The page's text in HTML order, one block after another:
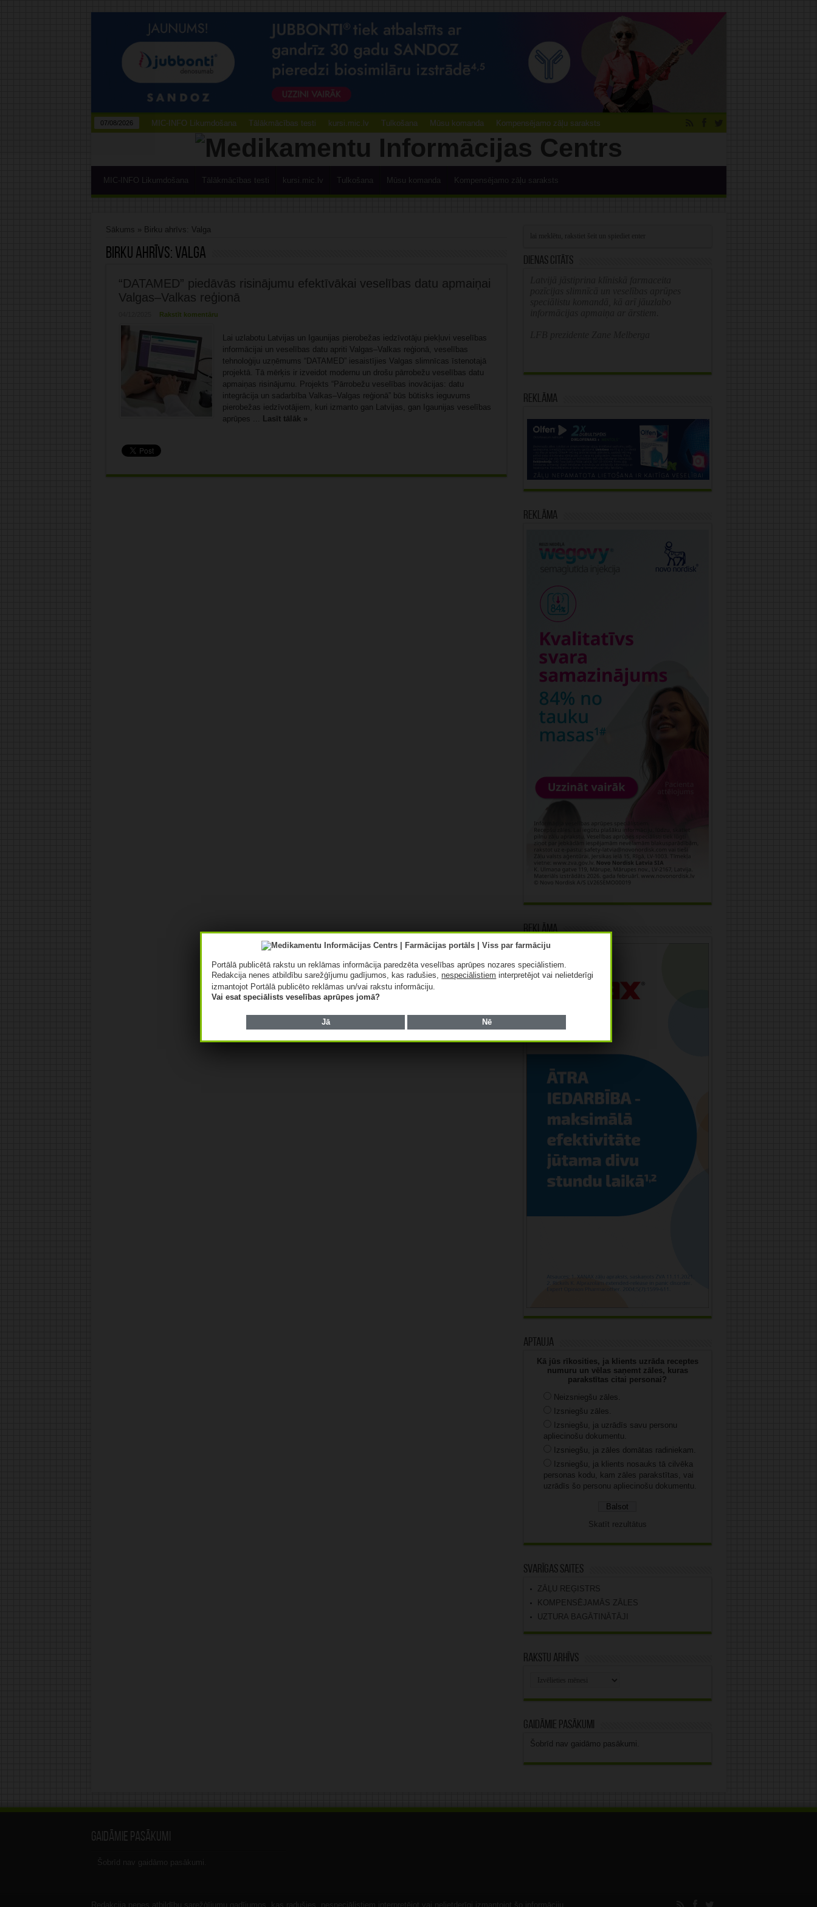
07/08/2026 MIC-INFO Likumdošana Tālākmācības testi kursi.mic.lv Tulkošana Mūsu komanda Kompensējamo zāļu saraksts
MIC-INFO Likumdošana Tālākmācības testi kursi.mic.lv Tulkošana Mūsu komanda Kompensējamo zāļu saraksts
Sākums » Birku ahrīvs: Valga
Birku ahrīvs: Valga
“DATAMED” piedāvās risinājumu efektīvākai veselības datu apmaiņai
Valgas–Valkas reģionā
Rakstīt komentāru
Lai uzlabotu Latvijas un Igaunijas pierobežas iedzīvotāju piekļuvi veselības
informācijai un veselības datu apriti Valgas–Valkas reģionā, veselības
tehnoloģiju uzņēmums “DATAMED” iesaistījies Valgas slimnīcas īstenotajā
projektā. Tā mērķis ir izveidot modernu un drošu pārrobežu veselības datu
apmaiņas risinājumu. Projekts “Pārrobežu veselības inovācijas: datu
integrācija un sadarbība Valkas–Valgas reģionā” būs būtisks ieguvums
pierobežas iedzīvotājiem, kuri izmanto gan Latvijas, gan Igaunijas veselības
aprūpes ... Lasīt tālāk »
Dienas citāts
Reklāma
Reklāma
Reklāma
Aptauja
Kā jūs rīkosities, ja klients uzrāda receptes
numuru un vēlas saņemt zāles, kuras
parakstītas citai personai?
Neizsniegšu zāles.
Izsniegšu zāles.
Izsniegšu, ja uzrādīs savu personu
apliecinošu dokumentu.
Izsniegšu, ja zāles domātas radiniekam.
Izsniegšu, ja klients nosauks tā cilvēka
personas kodu, kam zāles parakstītas, vai
uzrādīs šo personu apliecinošu dokumentu.
Skatīt rezultātus
Svarīgas saites
ZĀĻU REĢISTRS
KOMPENSĒJAMĀS ZĀLES
UZTURA BAGĀTINĀTĀJI
Rakstu arhīvs
Gaidāmie pasākumi
Šobrīd nav gaidāmo pasākumi.
Gaidāmie pasākumi
Šobrīd nav gaidāmo pasākumi.
Redakcija nenes atbildību sarežģījumu gadījumos, kas radušies, nespeciālistiem interpretējot vai nelietderīgi izmantojot šo informāciju.
Portālā publicētā rakstu un reklāmas informācija paredzēta veselības aprūpes nozares speciālistiem.
Redakcija nenes atbildību sarežģījumu gadījumos, kas radušies,nespeciālistiem interpretējot vai nelietderīgi
izmantojot Portālā publicēto reklāmas un/vai rakstu informāciju.
Vai esat speciālists veselības aprūpes jomā?
Jā Nē